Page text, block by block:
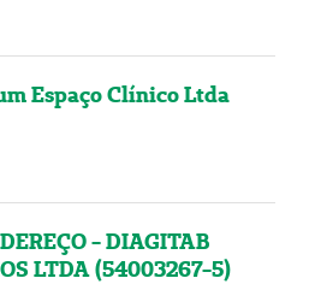
Espaço Clínico Ltda
- DIAGITAB
LTDA (54003267-5)